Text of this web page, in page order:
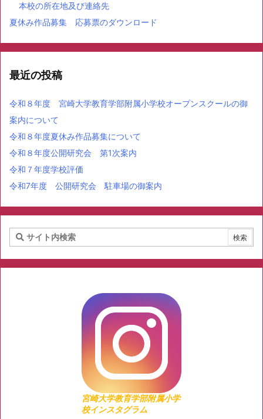
本校の所在地及び連絡先
夏休み作品募集 応募票のダウンロード
最近の投稿
令和８年度 宮崎大学教育学部附属小学校オープンスクールの御
案内について
令和８年度夏休み作品募集について
令和８年度公開研究会 第1次案内
令和７年度学校評価
令和7年度 公開研究会 駐車場の御案内
宮崎大学教育学部附属小学
校インスタグラム